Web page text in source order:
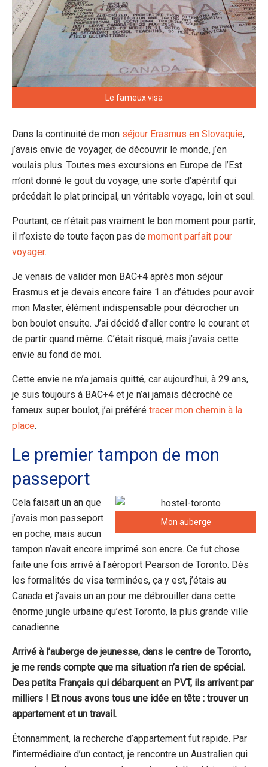
Le fameux visa
Dans la continuité de mon séjour Erasmus en Slovaquie,
j’avais envie de voyager, de découvrir le monde, j’en
voulais plus. Toutes mes excursions en Europe de l’Est
m’ont donné le gout du voyage, une sorte d’apéritif qui
précédait le plat principal, un véritable voyage, loin et seul.
Pourtant, ce n’était pas vraiment le bon moment pour partir,
il n’existe de toute façon pas de moment parfait pour
voyager.
Je venais de valider mon BAC+4 après mon séjour
Erasmus et je devais encore faire 1 an d’études pour avoir
mon Master, élément indispensable pour décrocher un
bon boulot ensuite. J’ai décidé d’aller contre le courant et
de partir quand même. C’était risqué, mais j’avais cette
envie au fond de moi.
Cette envie ne m’a jamais quitté, car aujourd’hui, à 29 ans,
je suis toujours à BAC+4 et je n’ai jamais décroché ce
fameux super boulot, j’ai préféré tracer mon chemin à la
place.
Le premier tampon de mon
passeport
Mon auberge
Cela faisait un an que
j’avais mon passeport
en poche, mais aucun
tampon n’avait encore imprimé son encre. Ce fut chose
faite une fois arrivé à l’aéroport Pearson de Toronto. Dès
les formalités de visa terminées, ça y est, j’étais au
Canada et j’avais un an pour me débrouiller dans cette
énorme jungle urbaine qu’est Toronto, la plus grande ville
canadienne.
Arrivé à l’auberge de jeunesse, dans le centre de Toronto,
je me rends compte que ma situation n’a rien de spécial.
Des petits Français qui débarquent en PVT, ils arrivent par
milliers ! Et nous avons tous une idée en tête : trouver un
appartement et un travail.
Étonnamment, la recherche d’appartement fut rapide. Par
l’intermédiaire d’un contact, je rencontre un Australien qui